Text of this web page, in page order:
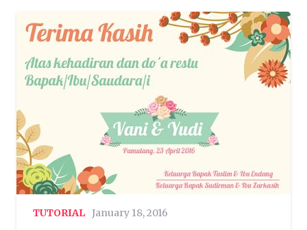
TUTORIAL January 18, 2016